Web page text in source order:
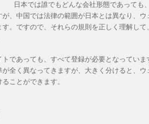
日本では誰でもどんな会社形態であっても
、中国では法律の範囲が日本とは異なり、ウ
。ですので、それらの規則を正しく理解して
であっても、すべて登録が必要となっていま
全く異なってきますが、大きく分けると、ウ
ことができます。